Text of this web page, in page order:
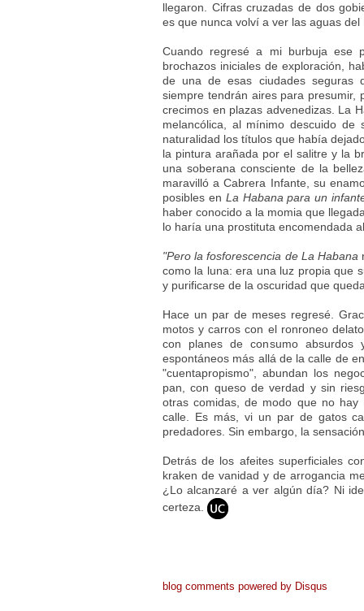
llegaron. Cifras cruzadas de dos
es que nunca volví a ver las aguas
Cuando regresé a mi burbuja ese
brochazos iniciales de exploración,
de una de esas ciudades seguras
siempre tendrán aires para presumir,
crecimos en plazas advenedizas. La
melancólica, al mínimo descuido de
naturalidad los títulos que había
la pintura arañada por el salitre y la
una soberana consciente de la
maravilló a Cabrera Infante, su
posibles en La Habana para un
haber conocido a la momia que
lo haría una prostituta encomendada
"Pero la fosforescencia de La Habana
como la luna: era una luz propia que
y purificarse de la oscuridad que
Hace un par de meses regresé.
motos y carros con el ronroneo
con planes de consumo
espontáneos más allá de la calle de
"cuentapropismo", abundan los
pan, con queso de verdad y sin
otras comidas, de modo que no
calle. Es más, vi un par de gatos
predadores. Sin embargo, la
Detrás de los afeites superficiales
kraken de vanidad y de arrogancia
¿Lo alcanzaré a ver algún día? Ni
certeza
blog comments powered by Disqus